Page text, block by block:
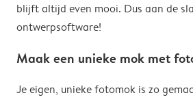
blijft altijd even mooi. Dus aan de
ontwerpsoftware!
Maak een unieke mok met
Je eigen, unieke fotomok is zo